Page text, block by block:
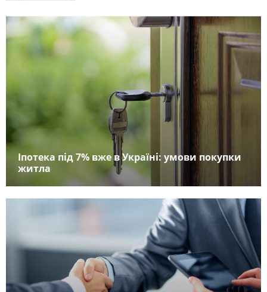
Іпотека під 7% вже в Україні: умови покупки
житла